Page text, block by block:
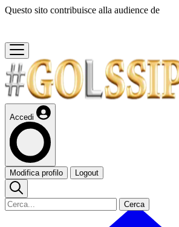
Questo sito contribuisce alla audience de
Accedi
Modifica profilo Logout
Cerca